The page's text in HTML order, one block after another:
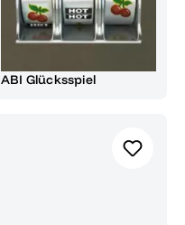
ABI Glücksspiel